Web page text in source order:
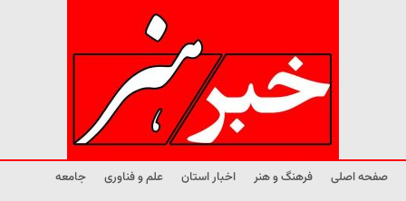
صفحه اصلی فرهنگ و هنر اخبار استان علم و فناوری
جامعه